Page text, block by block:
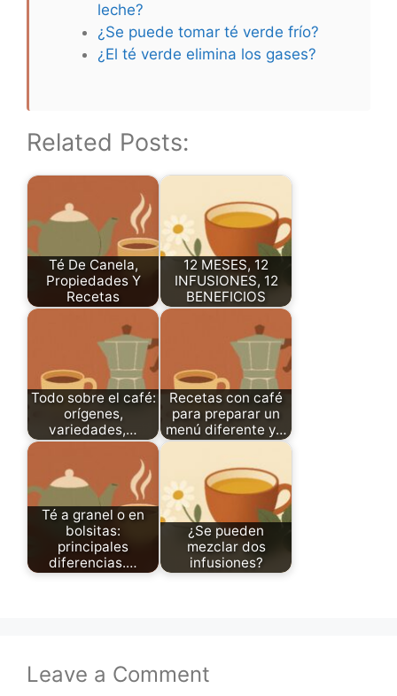
leche?
¿Se puede tomar té verde frío?
¿El té verde elimina los gases?
Related Posts:
Té De Canela,
Propiedades Y
Recetas
12 MESES, 12
INFUSIONES, 12
BENEFICIOS
Todo sobre el café:
orígenes,
variedades,…
Recetas con café
para preparar un
menú diferente y…
Té a granel o en
bolsitas:
principales
diferencias.…
¿Se pueden
mezclar dos
infusiones?
Leave a Comment